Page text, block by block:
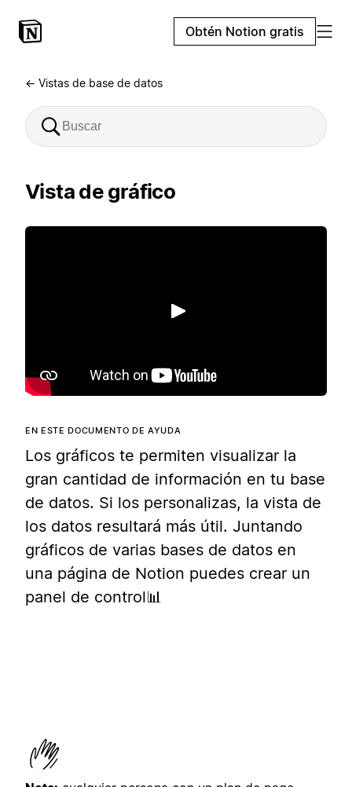
Obtén Notion gratis
← Vistas de base de datos
Vista de gráfico
Reproducir
EN ESTE DOCUMENTO DE AYUDA
Los gráficos te permiten visualizar la
gran cantidad de información en tu base
de datos. Si los personalizas, la vista de
los datos resultará más útil. Juntando
gráficos de varias bases de datos en
una página de Notion puedes crear un
panel de control📊